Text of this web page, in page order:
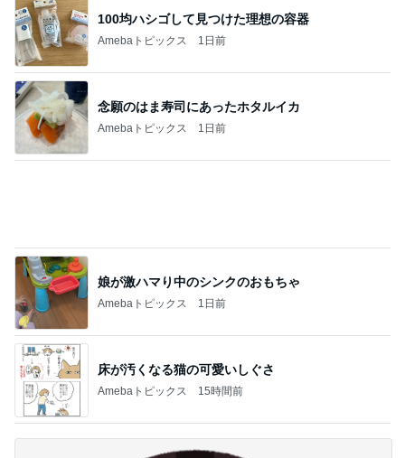
100均ハシゴして見つけた理想の容器
Amebaトピックス 1日前
念願のはま寿司にあったホタルイカ
Amebaトピックス 1日前
娘が激ハマり中のシンクのおもちゃ
Amebaトピックス 1日前
床が汚くなる猫の可愛いしぐさ
Amebaトピックス 15時間前